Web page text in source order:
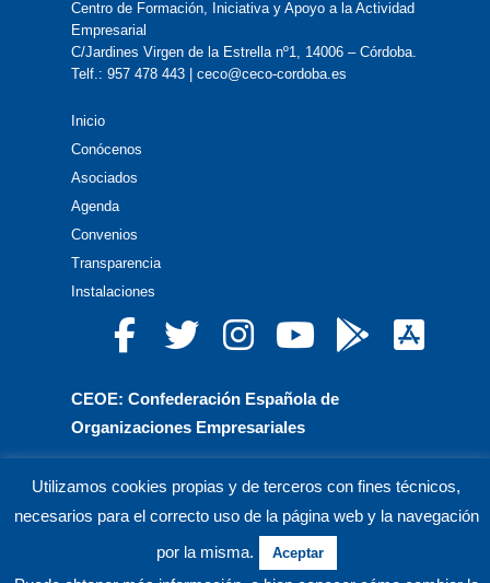
Centro de Formación, Iniciativa y Apoyo a la Actividad
Empresarial
C/Jardines Virgen de la Estrella nº1, 14006 – Córdoba.
Telf.: 957 478 443 | ceco@ceco-cordoba.es
Inicio
Conócenos
Asociados
Agenda
Convenios
Transparencia
Instalaciones
CEOE: Confederación Española de
Organizaciones Empresariales
y Mediana Empresa
CEA: Confederación de Empresarios de Andalucía
Utilizamos cookies propias y de terceros con fines técnicos,
necesarios para el correcto uso de la página web y la navegación
por la misma.
Aceptar